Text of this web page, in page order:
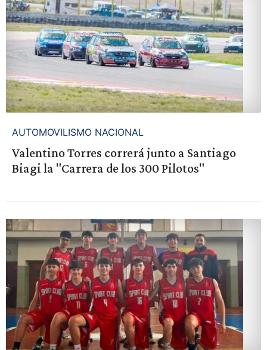
AUTOMOVILISMO NACIONAL
Valentino Torres correrá junto a Santiago
Biagi la "Carrera de los 300 Pilotos"